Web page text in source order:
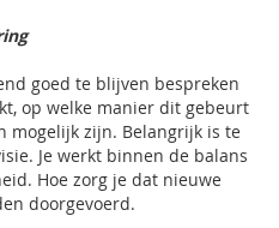
goed te blijven bespreken
op welke manier dit gebeurt
mogelijk zijn. Belangrijk is te
Je werkt binnen de balans
Hoe zorg je dat nieuwe
doorgevoerd.